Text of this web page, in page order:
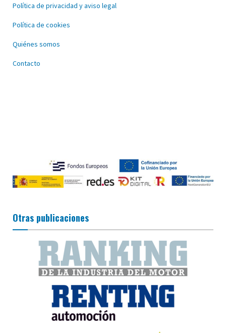
Política de privacidad y aviso legal
Política de cookies
Quiénes somos
Contacto
Otras publicaciones